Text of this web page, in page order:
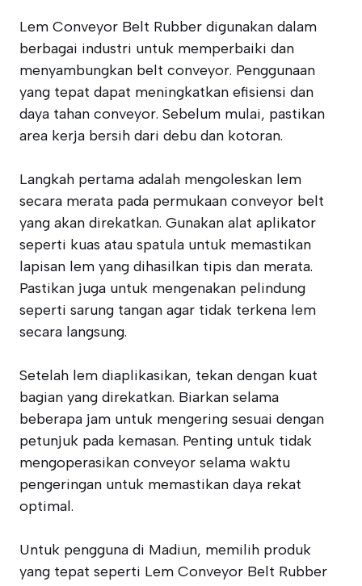
Lem Conveyor Belt Rubber digunakan dalam
berbagai industri untuk memperbaiki dan
menyambungkan belt conveyor. Penggunaan
yang tepat dapat meningkatkan efisiensi dan
daya tahan conveyor. Sebelum mulai, pastikan
area kerja bersih dari debu dan kotoran.
Langkah pertama adalah mengoleskan lem
secara merata pada permukaan conveyor belt
yang akan direkatkan. Gunakan alat aplikator
seperti kuas atau spatula untuk memastikan
lapisan lem yang dihasilkan tipis dan merata.
Pastikan juga untuk mengenakan pelindung
seperti sarung tangan agar tidak terkena lem
secara langsung.
Setelah lem diaplikasikan, tekan dengan kuat
bagian yang direkatkan. Biarkan selama
beberapa jam untuk mengering sesuai dengan
petunjuk pada kemasan. Penting untuk tidak
mengoperasikan conveyor selama waktu
pengeringan untuk memastikan daya rekat
optimal.
Untuk pengguna di Madiun, memilih produk
yang tepat seperti Lem Conveyor Belt Rubber